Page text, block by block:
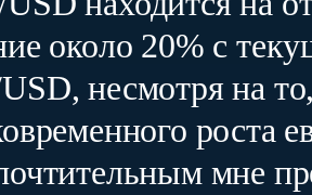
около 20% с
несмотря на
роста
мне